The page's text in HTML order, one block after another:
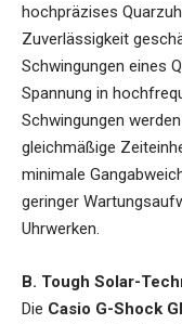
hochpräzises
Zuverlässigkeit
Schwingungen eines
Spannung in
Schwingungen
gleichmäßige
minimale
geringer
Uhrwerken.
B. Tough Solar-
Die Casio G-Shock